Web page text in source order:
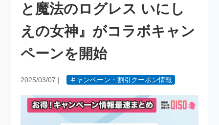
と魔法のログレス いにし
えの女神』がコラボキャン
ペーンを開始
2025/03/07 | キャンペーン・割引クーポン情報